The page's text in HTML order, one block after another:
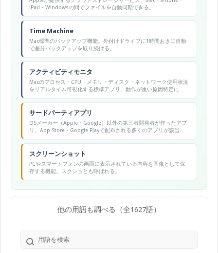
iPad・Windowsの間でファイルを自動同期できる。
Time Machine
Mac標準のバックアップ機能。外付けドライブに1時間おきに自動
で差分バックアップを取り続ける。
アクティビティモニタ
Macのプロセス・CPU・メモリ・ディスク・ネットワーク使用状況
をリアルタイム可視化する標準アプリ。動作が重い原因特定に使
う。
サードパーティアプリ
OSメーカー（Apple・Google）以外の第三者開発者が作ったアプ
リ。App Store・Google Playで配布される多くのアプリが該当す
る。
スクリーンショット
PCやスマートフォンの画面に表示されている内容を画像として保
存する機能。スクショとも呼ばれる。
他の用語も調べる（全1627語）